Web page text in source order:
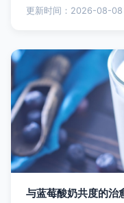
更新时间：2026-08-08
与蓝莓酸奶共度的治